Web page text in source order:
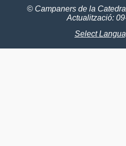
© Campaners de la
Actualització:
Select